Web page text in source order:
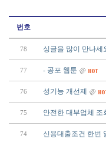
번호
78 싱글을 많이 만나
77 - 공포 웹툰
76 성기능 개선제
75 안전한 대부업체 조
74 신용대출조건 한번